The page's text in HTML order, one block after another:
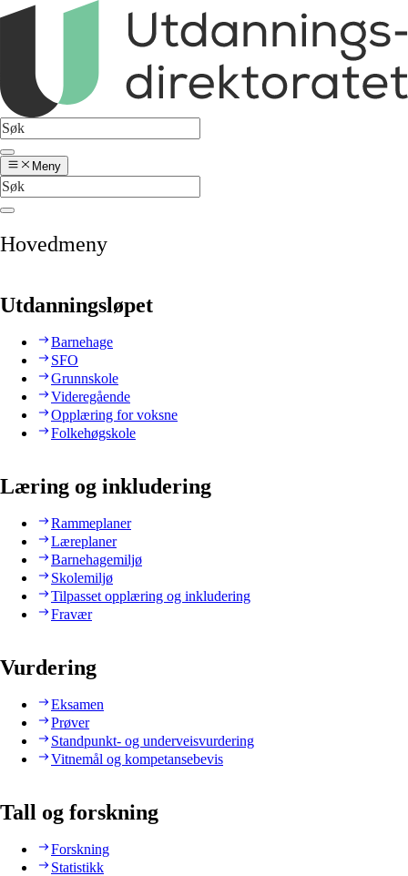
Meny
Hovedmeny
Utdanningsløpet
Barnehage
SFO
Grunnskole
Videregående
Opplæring for voksne
Folkehøgskole
Læring og inkludering
Rammeplaner
Læreplaner
Barnehagemiljø
Skolemiljø
Tilpasset opplæring og inkludering
Fravær
Vurdering
Eksamen
Prøver
Standpunkt- og underveisvurdering
Vitnemål og kompetansebevis
Tall og forskning
Forskning
Statistikk